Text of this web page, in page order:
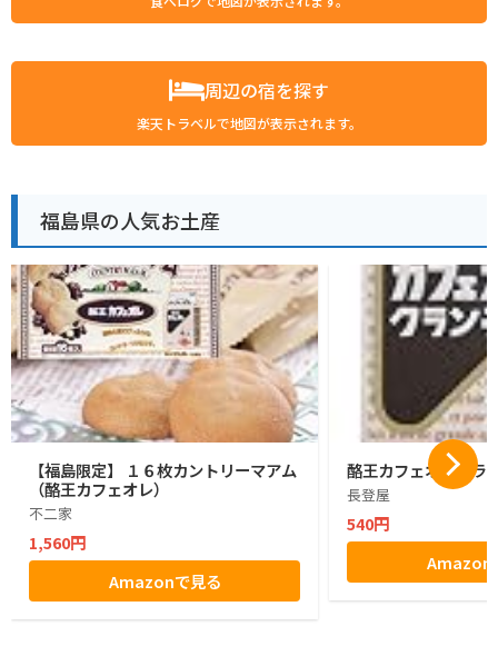
周辺の宿を探す
楽天トラベルで地図が表示されます。
福島県の人気お土産
【福島限定】 １６枚カントリーマアム
（酪王カフェオレ）
不二家
1,560円
Amazonで見る
酪王カフェオレクラ
長登屋
540円
Amazon